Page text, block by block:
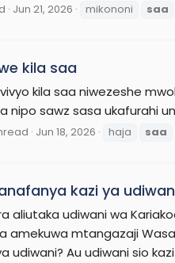
Jun 21, 2026 mikononi saa
kila saa
kila saa niwezeshe
nipo sawz sasa ukafurahi
Jun 18, 2026 haja saa
kazi ya
aliutaka udiwani wa
amekuwa mtangazaji
udiwani? Au udiwani sio